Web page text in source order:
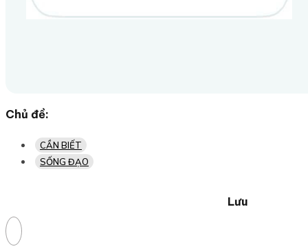
Chủ đề:
CẦN BIẾT
SỐNG ĐẠO
Lưu